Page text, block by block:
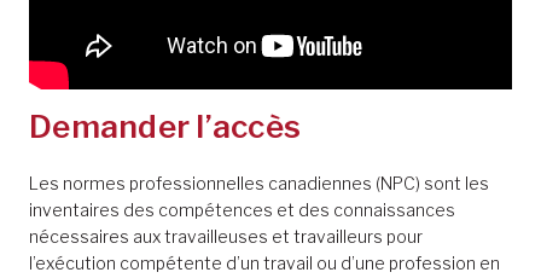
Demander l’accès
Les normes professionnelles canadiennes (NPC) sont les
inventaires des compétences et des connaissances
nécessaires aux travailleuses et travailleurs pour
l’exécution compétente d’un travail ou d’une profession en